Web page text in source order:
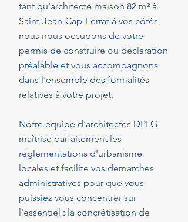
tant qu'architecte maison 82 m² à
Saint-Jean-Cap-Ferrat à vos côtés,
nous nous occupons de votre
permis de construire ou déclaration
préalable et vous accompagnons
dans l'ensemble des formalités
relatives à votre projet.
Notre équipe d'architectes DPLG
maîtrise parfaitement les
réglementations d'urbanisme
locales et facilite vos démarches
administratives pour que vous
puissiez vous concentrer sur
l'essentiel : la concrétisation de